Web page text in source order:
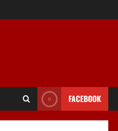
FACEBOOK